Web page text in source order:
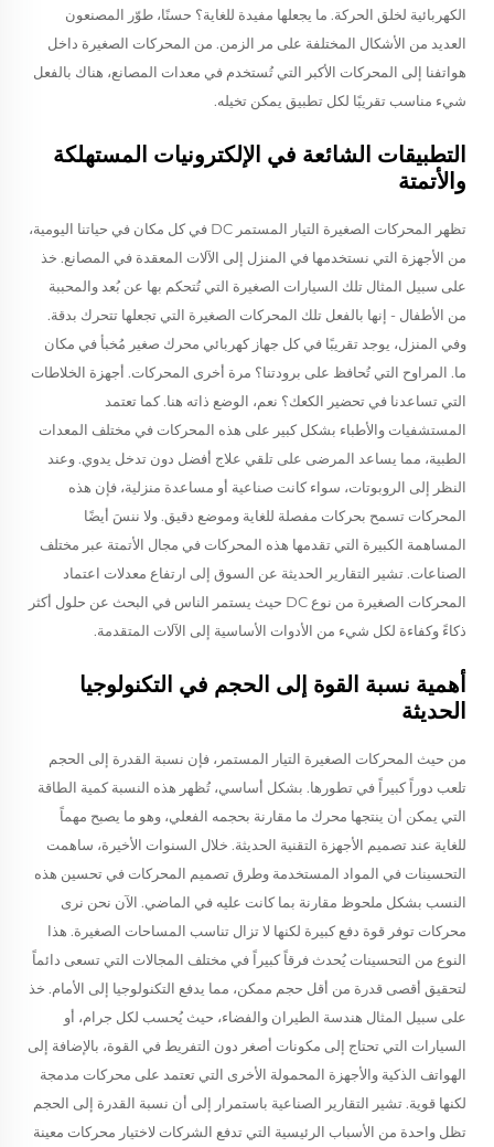
الكهربائية لخلق الحركة. ما يجعلها مفيدة للغاية؟ حسنًا، طوّر المصنعون
العديد من الأشكال المختلفة على مر الزمن. من المحركات الصغيرة داخل
هواتفنا إلى المحركات الأكبر التي تُستخدم في معدات المصانع، هناك بالفعل
شيء مناسب تقريبًا لكل تطبيق يمكن تخيله.
التطبيقات الشائعة في الإلكترونيات المستهلكة
والأتمتة
تظهر المحركات الصغيرة التيار المستمر DC في كل مكان في حياتنا اليومية،
من الأجهزة التي نستخدمها في المنزل إلى الآلات المعقدة في المصانع. خذ
على سبيل المثال تلك السيارات الصغيرة التي تُتحكم بها عن بُعد والمحببة
من الأطفال - إنها بالفعل تلك المحركات الصغيرة التي تجعلها تتحرك بدقة.
وفي المنزل، يوجد تقريبًا في كل جهاز كهربائي محرك صغير مُخبأ في مكان
ما. المراوح التي تُحافظ على برودتنا؟ مرة أخرى المحركات. أجهزة الخلاطات
التي تساعدنا في تحضير الكعك؟ نعم، الوضع ذاته هنا. كما تعتمد
المستشفيات والأطباء بشكل كبير على هذه المحركات في مختلف المعدات
الطبية، مما يساعد المرضى على تلقي علاج أفضل دون تدخل يدوي. وعند
النظر إلى الروبوتات، سواء كانت صناعية أو مساعدة منزلية، فإن هذه
المحركات تسمح بحركات مفصلة للغاية وموضع دقيق. ولا ننسَ أيضًا
المساهمة الكبيرة التي تقدمها هذه المحركات في مجال الأتمتة عبر مختلف
الصناعات. تشير التقارير الحديثة عن السوق إلى ارتفاع معدلات اعتماد
المحركات الصغيرة من نوع DC حيث يستمر الناس في البحث عن حلول أكثر
ذكاءً وكفاءة لكل شيء من الأدوات الأساسية إلى الآلات المتقدمة.
أهمية نسبة القوة إلى الحجم في التكنولوجيا
الحديثة
من حيث المحركات الصغيرة التيار المستمر، فإن نسبة القدرة إلى الحجم
تلعب دوراً كبيراً في تطورها. بشكل أساسي، تُظهر هذه النسبة كمية الطاقة
التي يمكن أن ينتجها محرك ما مقارنة بحجمه الفعلي، وهو ما يصبح مهماً
للغاية عند تصميم الأجهزة التقنية الحديثة. خلال السنوات الأخيرة، ساهمت
التحسينات في المواد المستخدمة وطرق تصميم المحركات في تحسين هذه
النسب بشكل ملحوظ مقارنة بما كانت عليه في الماضي. الآن نحن نرى
محركات توفر قوة دفع كبيرة لكنها لا تزال تناسب المساحات الصغيرة. هذا
النوع من التحسينات يُحدث فرقاً كبيراً في مختلف المجالات التي تسعى دائماً
لتحقيق أقصى قدرة من أقل حجم ممكن، مما يدفع التكنولوجيا إلى الأمام. خذ
على سبيل المثال هندسة الطيران والفضاء، حيث يُحسب لكل جرام، أو
السيارات التي تحتاج إلى مكونات أصغر دون التفريط في القوة، بالإضافة إلى
الهواتف الذكية والأجهزة المحمولة الأخرى التي تعتمد على محركات مدمجة
لكنها قوية. تشير التقارير الصناعية باستمرار إلى أن نسبة القدرة إلى الحجم
تظل واحدة من الأسباب الرئيسية التي تدفع الشركات لاختيار محركات معينة